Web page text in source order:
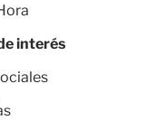
interés